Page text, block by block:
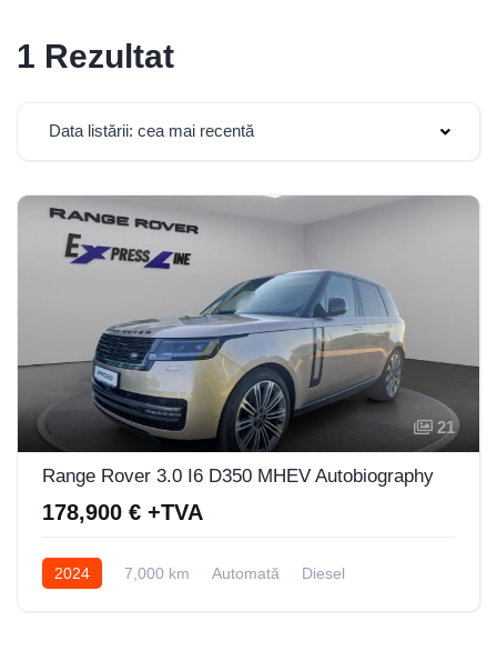
1 Rezultat
Data listării: cea mai recentă
21
Range Rover 3.0 I6 D350 MHEV Autobiography
178,900 € +TVA
2024 7,000 km Automată
Diesel